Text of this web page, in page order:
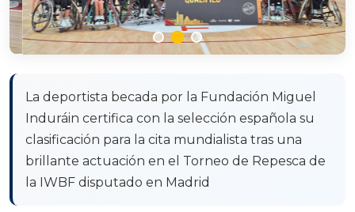
La deportista becada por la Fundación Miguel
Induráin certifica con la selección española su
clasificación para la cita mundialista tras una
brillante actuación en el Torneo de Repesca de
la IWBF disputado en Madrid